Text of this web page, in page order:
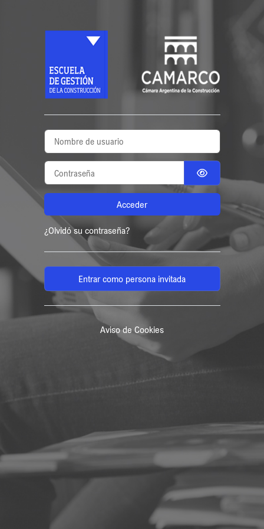
ESCUELA DE
Nombre de usuario
Contraseña
Acceder
¿Olvidó su contraseña?
Entrar como persona invitada
Aviso de Cookies